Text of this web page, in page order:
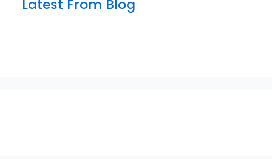
Latest From Blog